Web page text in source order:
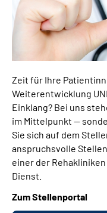
Zeit für Ihre
Weiterentwicklung
Einklang? Bei uns
im Mittelpunkt —
Sie sich auf dem
anspruchsvolle
einer der
Dienst.
Zum Stellenportal